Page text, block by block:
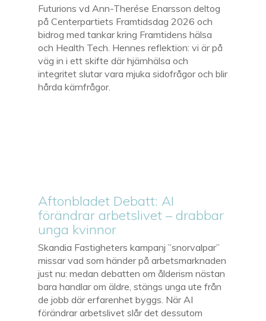
Futurions vd Ann-Therése Enarsson deltog
på Centerpartiets Framtidsdag 2026 och
bidrog med tankar kring Framtidens hälsa
och Health Tech. Hennes reflektion: vi är på
väg in i ett skifte där hjärnhälsa och
integritet slutar vara mjuka sidofrågor och blir
hårda kärnfrågor.
Aftonbladet Debatt: AI
förändrar arbetslivet – drabbar
unga kvinnor
Skandia Fastigheters kampanj ”snorvalpar”
missar vad som händer på arbetsmarknaden
just nu: medan debatten om ålderism nästan
bara handlar om äldre, stängs unga ute från
de jobb där erfarenhet byggs. När AI
förändrar arbetslivet slår det dessutom